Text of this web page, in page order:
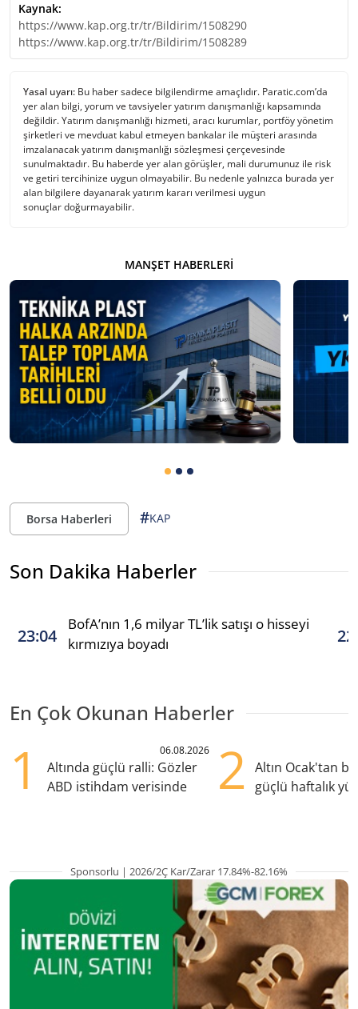
Kaynak:
https://www.kap.org.tr/tr/Bildirim/1508290
https://www.kap.org.tr/tr/Bildirim/1508289
Yasal uyarı: Bu haber sadece bilgilendirme amaçlıdır. Paratic.com’da
yer alan bilgi, yorum ve tavsiyeler yatırım danışmanlığı kapsamında
değildir. Yatırım danışmanlığı hizmeti, aracı kurumlar, portföy yönetim
şirketleri ve mevduat kabul etmeyen bankalar ile müşteri arasında
imzalanacak yatırım danışmanlığı sözleşmesi çerçevesinde
sunulmaktadır. Bu haberde yer alan görüşler, mali durumunuz ile risk
ve getiri tercihinize uygun olmayabilir. Bu nedenle yalnızca burada yer
alan bilgilere dayanarak yatırım kararı verilmesi uygun
sonuçlar doğurmayabilir.
MANŞET HABERLERI
Borsa Haberleri #KAP
Son Dakika Haberler
23:04
BofA’nın 1,6 milyar TL’lik satışı o hisseyi
kırmızıya boyadı
En Çok Okunan Haberler
1 06.08.2026
Altında güçlü ralli: Gözler
ABD istihdam verisinde
2
Altın Ocak'tan
güçlü haftalık
Sponsorlu | 2026/2Ç Kar/Zarar 17.84%-82.16%